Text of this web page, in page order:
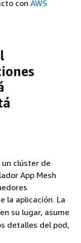
con AWS
un clúster de
App Mesh
la aplicación. La
su lugar, asume
detalles del pod,